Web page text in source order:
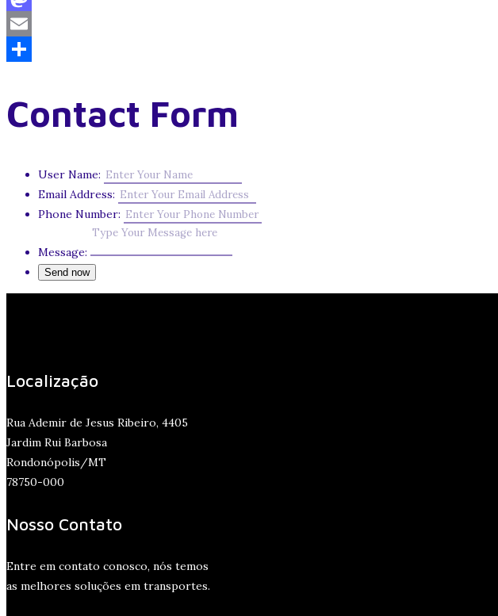
Mastodon
Email
Contact Form
User Name:
Email Address:
Phone Number:
Message:
Localização
Rua Ademir de Jesus Ribeiro, 4405
Jardim Rui Barbosa
Rondonópolis/MT
78750-000
Nosso Contato
Entre em contato conosco, nós temos
as melhores soluções em transportes.